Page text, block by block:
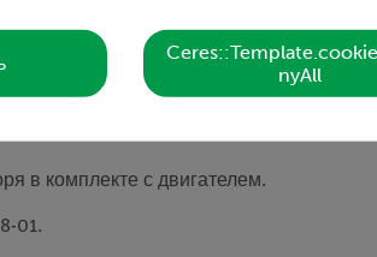
в комплекте с двигателем.
01.
nyAll